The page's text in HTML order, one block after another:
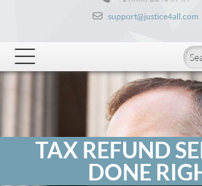
support@justice4all.com
BUSINESS